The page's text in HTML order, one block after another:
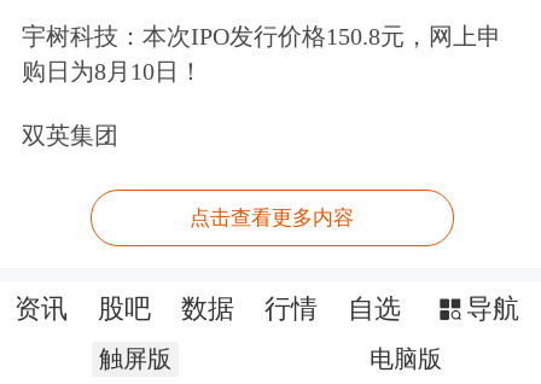
送的权益，价值约4000元，第二年不再
它们虽然名字各不相同，但本质上都指
车企兜底。
宇树科技：本次IPO发行价格150.8元，网上申
购日为8月10日！
双英集团
点击查看更多内容
资讯 股吧 数据 行情 自选 导航
触屏版 电脑版